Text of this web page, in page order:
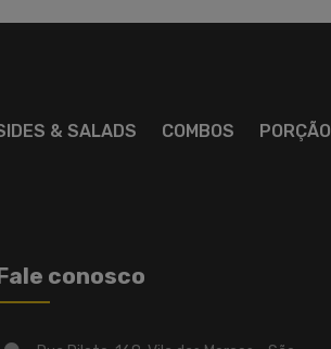
& SALADS COMBOS PORÇÃO
conosco